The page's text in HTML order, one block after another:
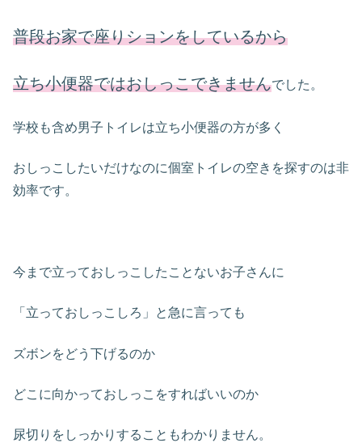
普段お家で座りションをしているから
立ち小便器ではおしっこできませんでした。
学校も含め男子トイレは立ち小便器の方が多く
おしっこしたいだけなのに個室トイレの空きを探すのは非
効率です。
今まで立っておしっこしたことないお子さんに
「立っておしっこしろ」と急に言っても
ズボンをどう下げるのか
どこに向かっておしっこをすればいいのか
尿切りをしっかりすることもわかりません。